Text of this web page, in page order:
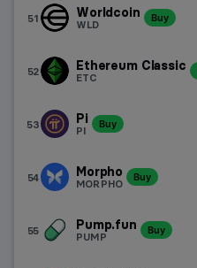
51 Worldcoin
WLD
Buy
52 Ethereum Classic
ETC
53 Pi
PI
Buy
54 Morpho
MORPHO
Buy
55 Pump.fun
PUMP
Buy